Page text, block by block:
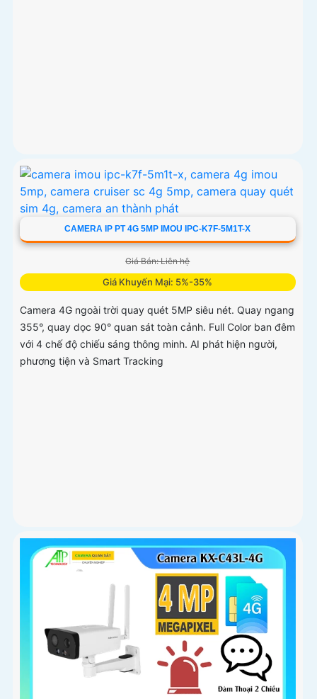
CAMERA IP PT 4G 5MP IMOU IPC-K7F-5M1T-X
Giá Bán: Liên hệ
Giá Khuyến Mại: 5%-35%
Camera 4G ngoài trời quay quét 5MP siêu nét. Quay ngang
355°, quay dọc 90° quan sát toàn cảnh. Full Color ban đêm
với 4 chế độ chiếu sáng thông minh. AI phát hiện người,
phương tiện và Smart Tracking